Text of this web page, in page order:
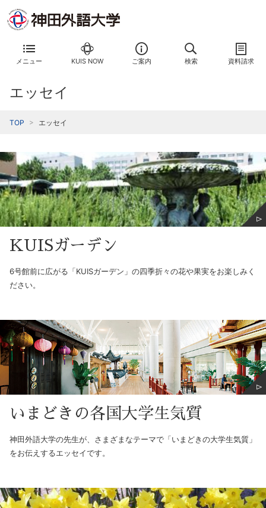
メニュー KUIS NOW ご案内 検索 資料請求
エッセイ
TOP エッセイ
KUISガーデン
6号館前に広がる「KUISガーデン」の四季折々の花や果実をお楽しみく
ださい。
いまどきの各国大学生気質
神田外語大学の先生が、さまざまなテーマで「いまどきの大学生気質」
をお伝えするエッセイです。